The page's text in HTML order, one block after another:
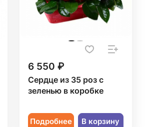
6 550 ₽
Сердце из 35 роз с
зеленью в коробке
Подробнее В корзину